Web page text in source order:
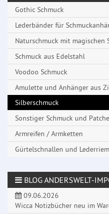
Gothic Schmuck
Lederbänder für
Naturschmuck mit magischen
Schmuck aus Edelstahl
Voodoo Schmuck
Amulette und Anhänger aus
Silberschmuck
Sonstiger Schmuck und
Armreifen / Armketten
Gürtelschnallen und
BLOG ANDERSWELT-
09.06.2026
Wicca Notizbücher neu im